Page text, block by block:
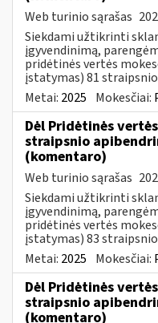
Web turinio sąrašas
Siekdami užtikrinti
įgyvendinimą,
pridėtinės vertės
įstatymas) 81
Metai: 2025 Mokesčiai:
Dėl Pridėtinės
straipsnio
(komentaro)
Web turinio sąrašas
Siekdami užtikrinti
įgyvendinimą,
pridėtinės vertės
įstatymas) 83
Metai: 2025 Mokesčiai:
Dėl Pridėtinės
straipsnio
(komentaro)